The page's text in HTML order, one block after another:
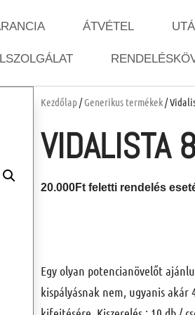
ÁTVÉTEL
Kezdőlap/Generikus termékek/
VIDALISTA
20.000Ft feletti rendelés
Egy olyan potencianövelőt
kispályásnak nem, ugyanis akár